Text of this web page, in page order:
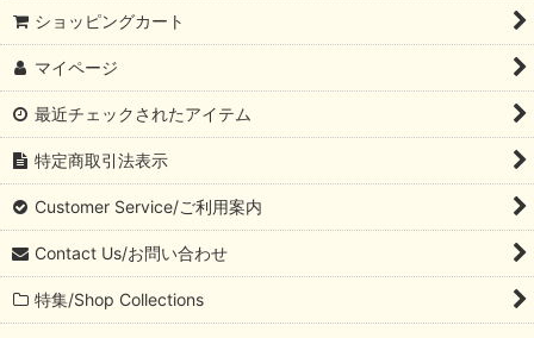
ショッピングカート
マイページ
最近チェックされたアイテム
特定商取引法表示
Customer Service/ご利用案内
Contact Us/お問い合わせ
特集/Shop Collections